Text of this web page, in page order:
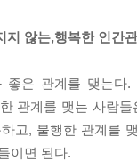
지 않는,행복한 인간
좋은 관계를 맺는
관계를 맺는 사람
고, 불행한 관계를
이면 된다.